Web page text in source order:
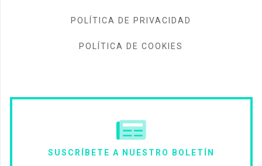
POLÍTICA DE PRIVACIDAD
POLÍTICA DE COOKIES
SUSCRÍBETE A NUESTRO BOLETÍN